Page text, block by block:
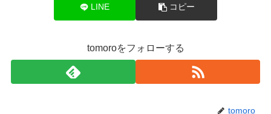
LINE コピー
tomoroをフォローする
tomoro